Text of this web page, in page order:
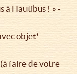
à Hautibus ! » -
objet* -
faire de votre